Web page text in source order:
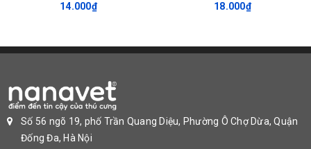
14.000₫
18.000₫
Số 56 ngõ 19, phố Trần Quang Diệu, Phường Ô Chợ Dừa, Quận
Đống Đa, Hà Nội